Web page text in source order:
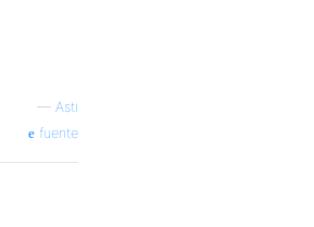
— Asti
fuente